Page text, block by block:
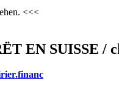
<<<
EN SUISSE /